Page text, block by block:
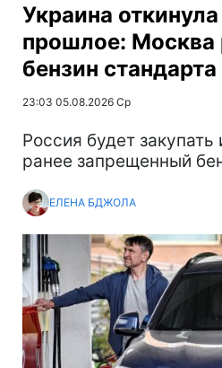
Украина
прошлое: Москва
бензин
23:03 05.08.2026 Ср
Россия будет закупать
ранее запрещенный
ЕЛЕНА БДЖОЛА